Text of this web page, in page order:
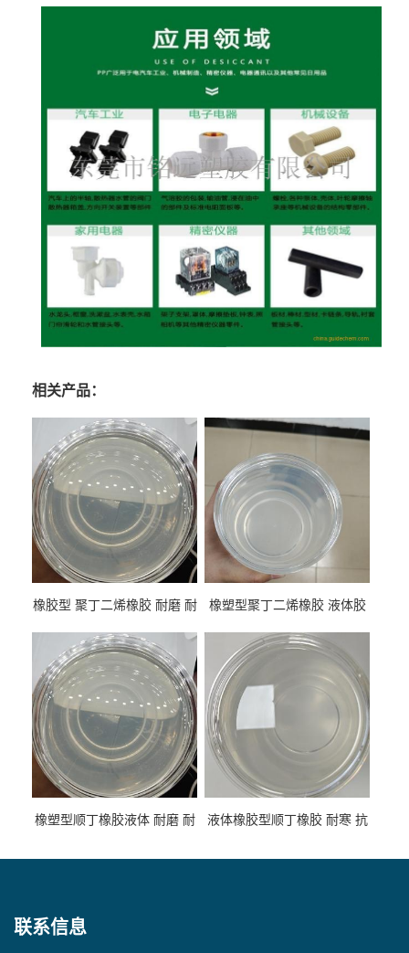
相关产品：
橡胶型 聚丁二烯橡胶 耐磨 耐
性
橡塑型聚丁二烯橡胶 液体胶
专用
橡塑型顺丁橡胶液体 耐磨 耐
液体橡胶型顺丁橡胶 耐寒 抗
联系信息